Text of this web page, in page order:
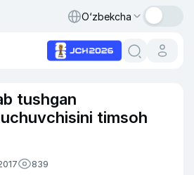
O‘zbekcha
tushgan
timsoh
839